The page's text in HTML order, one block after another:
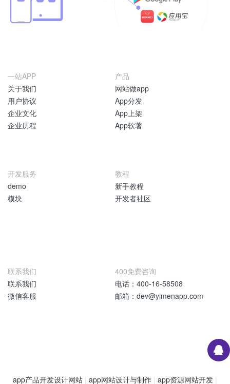
一站APP
关于我们
用户协议
企业文化
企业历程
产品
网站做app
App分发
App上架
App软著
开发服务
demo
模块
教程
新手教程
开发者社区
联系我们
联系我们
微信客服
400免费咨询
电话：400-16-58508
邮箱：dev@yimenapp.com
app产品开发设计网站 app网站设计与制作 app资源网站开发